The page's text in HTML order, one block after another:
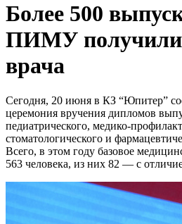
Более 500
ПИМУ
врача
Сегодня, 20 июня в КЗ “Юпитер”
церемония вручения дипломов
педиатрического, медико-
стоматологического и
Всего, в этом году базовое
563 человека, из них 82 — с